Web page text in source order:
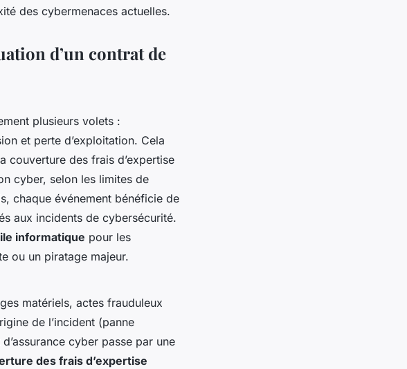
des cybermenaces actuelles.
d’un contrat de
plusieurs volets :
et perte d’exploitation. Cela
couverture des frais d’expertise
cyber, selon les limites de
chaque événement bénéficie de
aux incidents de cybersécurité.
informatique pour les
ou un piratage majeur.
matériels, actes frauduleux
de l’incident (panne
cyber passe par une
des frais d’expertise